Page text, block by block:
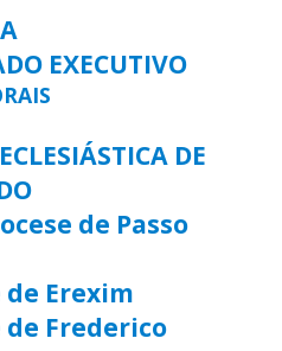
EXECUTIVO
DE
de Passo
de Erexim
de Frederico